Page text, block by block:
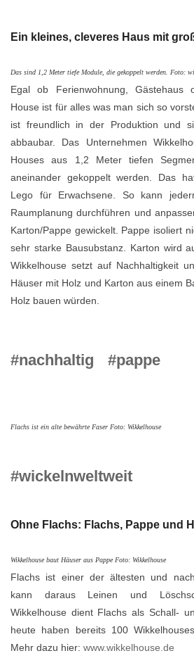
Ein kleines, cleveres Haus mit
Das sind 1,2 Meter tiefe Module, die gekoppelt werden. Foto:
Egal ob Ferienwohnung, Gästehaus
House ist für alles was man sich so
ist freundlich in der Produktion und
abbaubar. Das Unternehmen
Houses aus 1,2 Meter tiefen
aneinander gekoppelt werden. Das
Lego für Erwachsene. So kann
Raumplanung durchführen und
Karton/Pappe gewickelt. Pappe isoliert
sehr starke Bausubstanz. Karton wird
Wikkelhouse setzt auf Nachhaltigkeit
Häuser mit Holz und Karton aus einem
Holz bauen würden.
#nachhaltig #pappe
Flachs ist ein alte bewährte Faser Foto: Wikkelhouse
#wickelnweltweit
Ohne Flachs: Flachs, Pappe und
Wikkelhouse baut Häuser aus Pappe Foto: Wikkelhouse
Flachs ist einer der ältesten und
kann daraus Leinen und
Wikkelhouse dient Flachs als Schall-
heute haben bereits 100
Mehr dazu hier: www.wikkelhouse.de